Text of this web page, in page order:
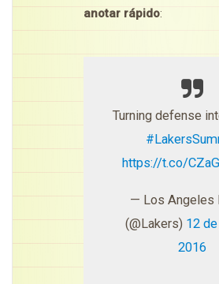
anotar rápido:
Turning defense
https://t.co/
— Los Angeles
(@Lakers) 12
2016